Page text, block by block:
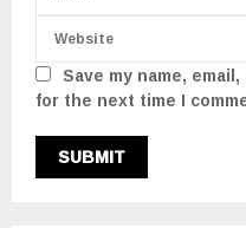
Save my name,
for the next time I